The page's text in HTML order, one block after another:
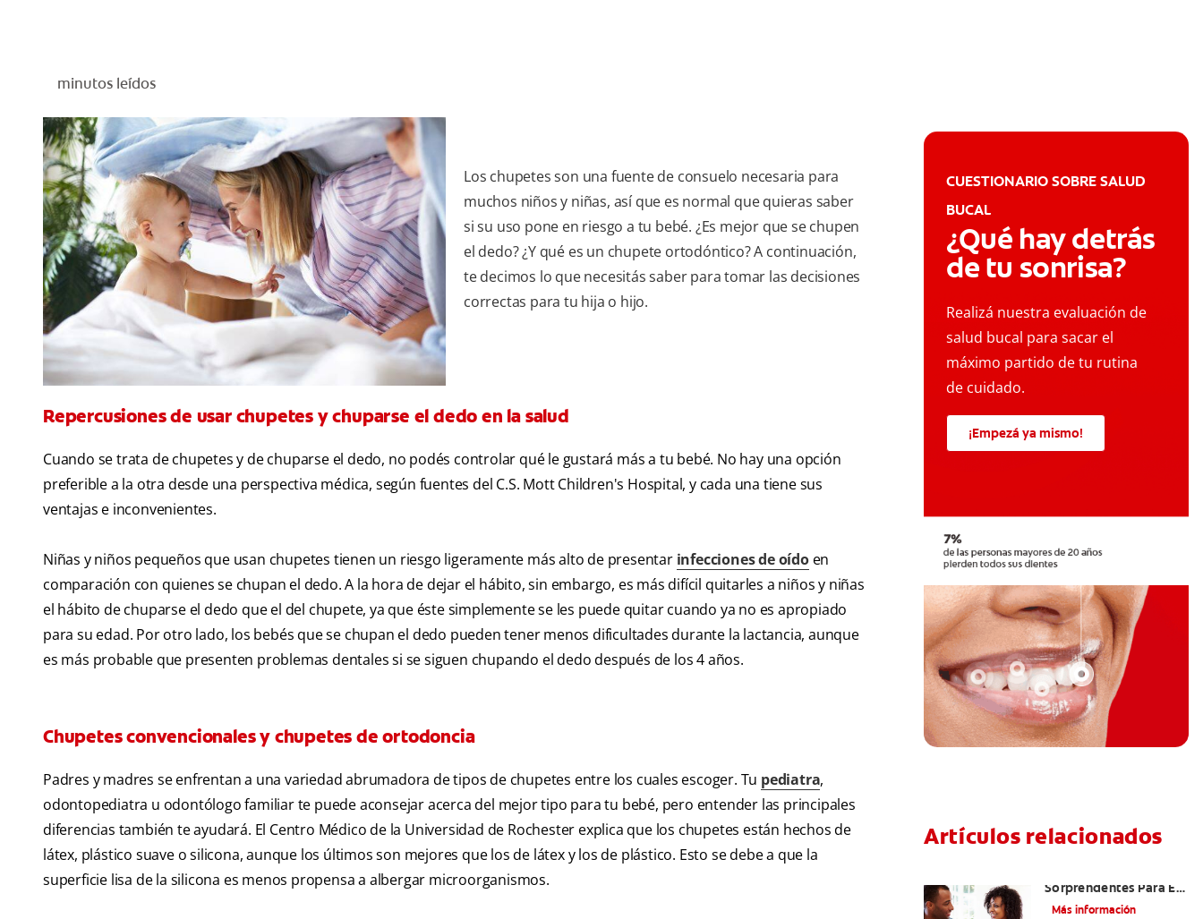
minutos leídos
Los chupetes son una fuente de consuelo necesaria para
muchos niños y niñas, así que es normal que quieras saber
si su uso pone en riesgo a tu bebé. ¿Es mejor que se chupen
el dedo? ¿Y qué es un chupete ortodóntico? A continuación,
te decimos lo que necesitás saber para tomar las decisiones
correctas para tu hija o hijo.
Repercusiones de usar chupetes y chuparse el dedo en la salud
Cuando se trata de chupetes y de chuparse el dedo, no podés controlar qué le gustará más a tu bebé. No hay una opción
preferible a la otra desde una perspectiva médica, según fuentes del C.S. Mott Children's Hospital, y cada una tiene sus
ventajas e inconvenientes.
Niñas y niños pequeños que usan chupetes tienen un riesgo ligeramente más alto de presentar infecciones de oídoen
comparación con quienes se chupan el dedo. A la hora de dejar el hábito, sin embargo, es más difícil quitarles a niños y niñas
el hábito de chuparse el dedo que el del chupete, ya que éste simplemente se les puede quitar cuando ya no es apropiado
para su edad. Por otro lado, los bebés que se chupan el dedo pueden tener menos dificultades durante la lactancia, aunque
es más probable que presenten problemas dentales si se siguen chupando el dedo después de los 4 años.
Chupetes convencionales y chupetes de ortodoncia
Padres y madres se enfrentan a una variedad abrumadora de tipos de chupetes entre los cuales escoger. Tu pediatra,
odontopediatra u odontólogo familiar te puede aconsejar acerca del mejor tipo para tu bebé, pero entender las principales
diferencias también te ayudará. El Centro Médico de la Universidad de Rochester explica que los chupetes están hechos de
látex, plástico suave o silicona, aunque los últimos son mejores que los de látex y los de plástico. Esto se debe a que la
superficie lisa de la silicona es menos propensa a albergar microorganismos.
CUESTIONARIO SOBRE SALUD
BUCAL
¿Qué hay detrás
de tu sonrisa?
Realizá nuestra evaluación de
salud bucal para sacar el
máximo partido de tu rutina
de cuidado.
¡Empezá ya mismo!
Artículos relacionados
Sorprendentes Para El
Mal Aliento En Los
Más información